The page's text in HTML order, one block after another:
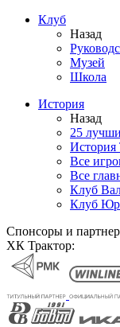
Клуб
Назад
Музей
Школа
История
Назад
25
История
Все
Все
Клуб
Клуб
Спонсоры и
ХК Трактор: